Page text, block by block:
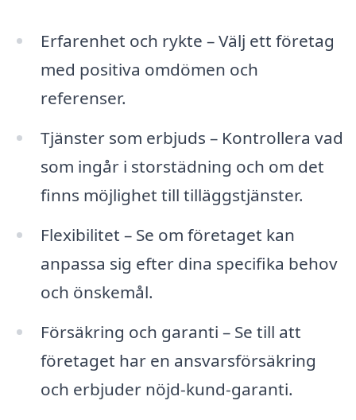
Erfarenhet och rykte – Välj ett företag
med positiva omdömen och
referenser.
Tjänster som erbjuds – Kontrollera vad
som ingår i storstädning och om det
finns möjlighet till tilläggstjänster.
Flexibilitet – Se om företaget kan
anpassa sig efter dina specifika behov
och önskemål.
Försäkring och garanti – Se till att
företaget har en ansvarsförsäkring
och erbjuder nöjd-kund-garanti.